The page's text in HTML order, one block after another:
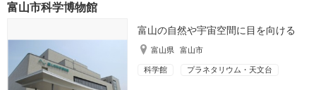
富山市科学博物館
富山の自然や宇宙空間に目を向ける
富山県 富山市
科学館 プラネタリウム・天文台